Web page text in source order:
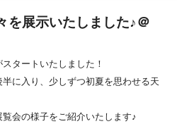
を展示いたしました♪＠
タートいたしました！
に入り、少しずつ初夏を思わせる天
会の様子をご紹介いたします♪